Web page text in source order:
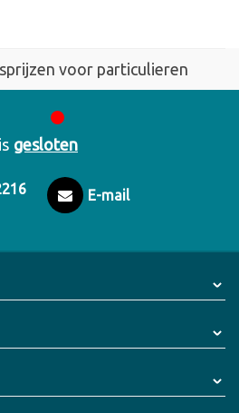
voor particulieren
gesloten
E-mail